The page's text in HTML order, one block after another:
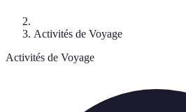
Activités de Voyage
Activités de Voyage